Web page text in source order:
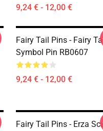
9,24 € - 12,00 €
Fairy Tail Pins - Fairy
Symbol Pin RB0607
9,24 € - 12,00 €
Fairy Tail Pins - Erza